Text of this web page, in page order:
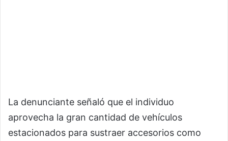
La denunciante señaló que el individuo
aprovecha la gran cantidad de vehículos
estacionados para sustraer accesorios como